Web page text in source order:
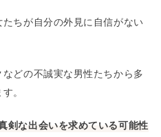
ちが自分の外見に自信がない
どの不誠実な男性たちから多
。
剣な出会いを求めている可能性